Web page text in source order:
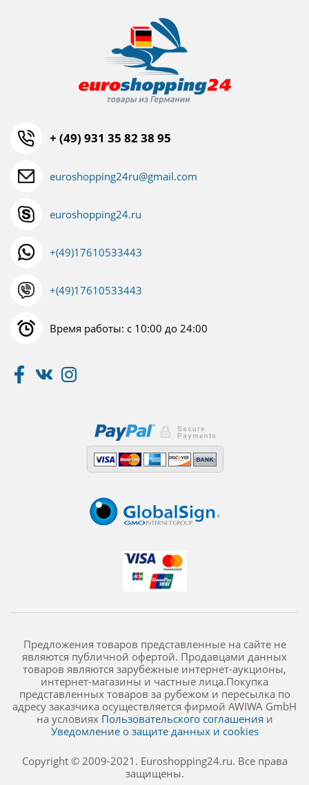
+ (49) 931 35 82 38 95
euroshopping24ru@gmail.com
euroshopping24.ru
+(49)17610533443
+(49)17610533443
Время работы: с 10:00 до 24:00
Предложения товаров представленные на сайте не
являются публичной офертой. Продавцами данных
товаров являются зарубежные интернет-аукционы,
интернет-магазины и частные лица.Покупка
представленных товаров за рубежом и пересылка по
адресу заказчика осуществляется фирмой AWIWA GmbH
на условиях Пользовательского соглашения и
Уведомление о защите данных и cookies
Copyright © 2009-2021. Euroshopping24.ru. Все права
защищены.